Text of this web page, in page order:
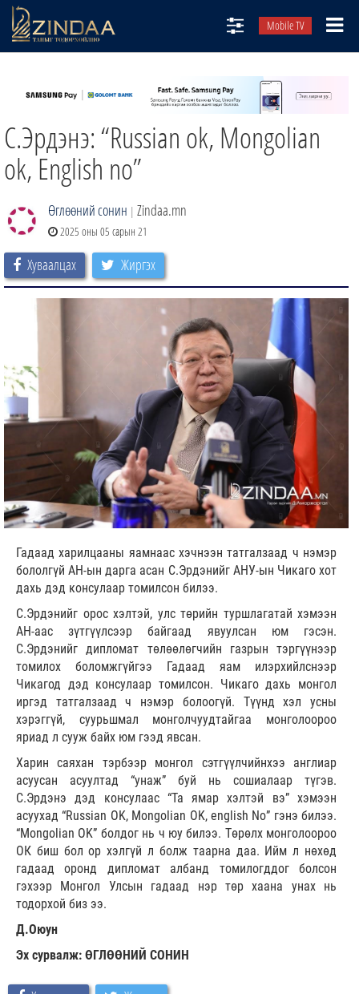
Mobile TV
ТВ8
ӨГЛӨӨНИЙ СОНИН
АУДИО ЗОХИОЛ
ЗИНДАА СЭТГҮҮЛ
С.Эрдэнэ: “Russian ok, Mongolian
ok, English no”
Өглөөний сонин | Zindaa.mn
2025 оны 05 сарын 21
Хуваалцах Жиргэх
Гадаад харилцааны яамнаас хэчнээн татгалзаад ч нэмэр
бололгүй АН-ын дарга асан С.Эрдэнийг АНУ-ын Чикаго хот
дахь дэд консулаар томилсон билээ.
С.Эрдэнийг орос хэлтэй, улс төрийн туршлагатай хэмээн
АН-аас зүтгүүлсээр байгаад явуулсан юм гэсэн.
С.Эрдэнийг дипломат төлөөлөгчийн газрын тэргүүнээр
томилох боломжгүйгээ Гадаад яам илэрхийлснээр
Чикагод дэд консулаар томилсон. Чикаго дахь монгол
иргэд татгалзаад ч нэмэр болоогүй. Түүнд хэл усны
хэрэггүй, суурьшмал монголчуудтайгаа монголоороо
яриад л сууж байх юм гээд явсан.
Харин саяхан тэрбээр монгол сэтгүүлчийнхээ англиар
асуусан асуултад “унаж” буй нь сошиалаар түгэв.
С.Эрдэнэ дэд консулаас “Та ямар хэлтэй вэ” хэмээн
асуухад “Russian OK, Mongolian OK, english Nо” гэнэ билээ.
“Mongolian OK” болдог нь ч юу билээ. Төрөлх монголоороо
ОК биш бол ор хэлгүй л болж таарна даа. Ийм л нөхөд
гадаад оронд дипломат албанд томилогддог болсон
гэхээр Монгол Улсын гадаад нэр төр хаана унах нь
тодорхой биз ээ.
Д.Оюун
Эх сурвалж: ӨГЛӨӨНИЙ СОНИН